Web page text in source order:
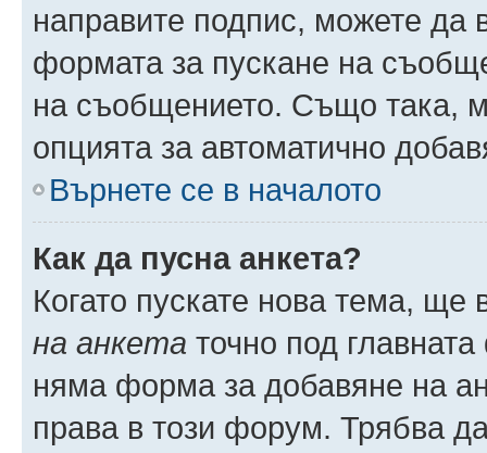
направите подпис, можете да
формата за пускане на
на съобщението. Също така,
опцията за автоматично
Върнете се в началото
Как да пусна анкета?
Когато пускате нова тема,
на анкета точно под
няма форма за добавяне на
права в този форум. Трябва